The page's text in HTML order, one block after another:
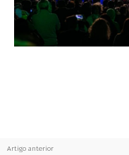
Artigo anterior